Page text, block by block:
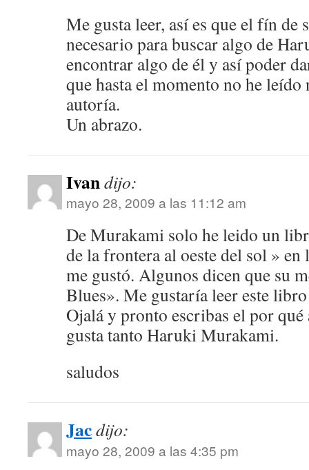
Me gusta leer, así es que el fín de
necesario para buscar algo de
encontrar algo de él y así poder
que hasta el momento no he leído
autoría.
Un abrazo.
Ivandijo:
mayo 28, 2009 a las 11:12 am
De Murakami solo he leido un
de la frontera al oeste del sol »
me gustó. Algunos dicen que su
Blues». Me gustaría leer este
Ojalá y pronto escribas el por qué
gusta tanto Haruki Murakami.
saludos
Jacdijo:
mayo 28, 2009 a las 4:35 pm